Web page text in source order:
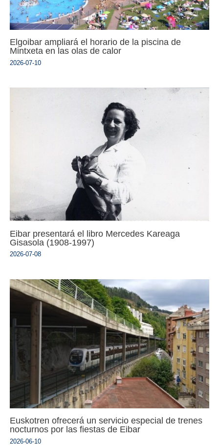
Elgoibar ampliará el horario de la piscina de
Mintxeta en las olas de calor
2026-07-10
Eibar presentará el libro Mercedes Kareaga
Gisasola (1908-1997)
2026-07-08
Euskotren ofrecerá un servicio especial de trenes
nocturnos por las fiestas de Eibar
2026-06-10